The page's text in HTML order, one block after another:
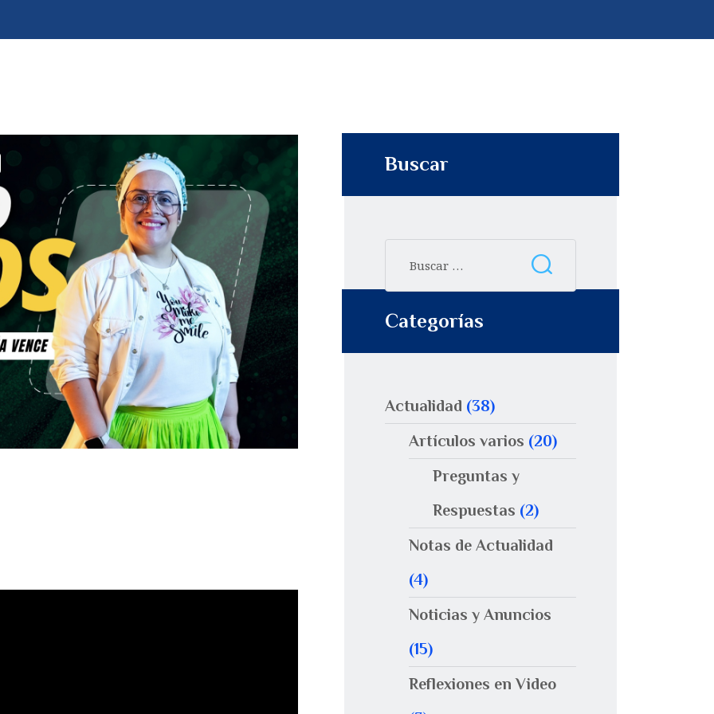
Buscar
Categorías
Actualidad (38)
Artículos varios (20)
Preguntas y
Respuestas (2)
Notas de Actualidad
(4)
Noticias y Anuncios
(15)
Reflexiones en Video
i